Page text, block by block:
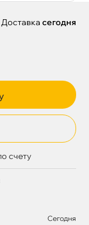
Доставка сегодня
счету
Сегодня